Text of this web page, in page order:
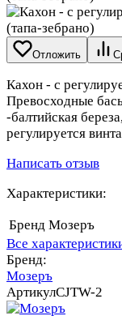
Отложить
Кахон - с
Превосходные
-балтийская
регулируется
Написать отзыв
Характеристики:
Бренд Мозеръ
Все
Бренд:
Мозеръ
АртикулCJTW-2